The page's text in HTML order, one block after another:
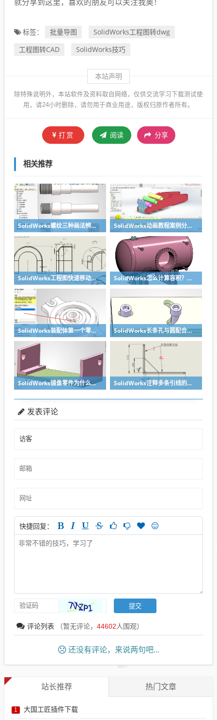
就分享到这里，喜欢的朋友可以关注我奥！
标签： 批量导图
SolidWorks工程图转dwg
工程图转CAD
SolidWorks技巧
本站声明
除特殊说明外，本站软件及资料取自网络，仅供交流学习下载测试使
用，请24小时删除，请勿用于商业用途，版权归原作者所有。
打赏 阅读 分享
相关推荐
SolidWorks螺纹三种画法辨析异同：装饰螺纹线、螺柱向导、螺纹特征 SolidWorks动画教程案例分享之圆管分料动画，重力自然滑落
SolidWorks工程图快速移动视图位置技巧，溪风实战分享 SolidWorks怎么计算容积？容器的体积？
SolidWorks装配体第一个零件怎么固定到中心原点？90%的人一开始就做错了 SolidWorks长条孔与圆配合，槽口与圆配合超快方法
SolidWorks镜像零件为什么不对称？镜像命令使用详解 SolidWorks注释多条引线的方法步骤
发表评论
快捷回复：
评论列表 （暂无评论， 44602人围观）
还没有评论，来说两句吧...
站长推荐 热门文章
1 大国工匠插件下载